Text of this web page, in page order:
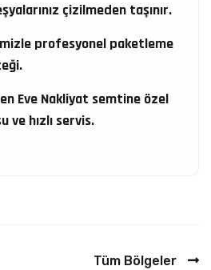
çizilmeden taşınır.
profesyonel paketleme
Eve Nakliyat semtine özel
ve hızlı servis.
Tüm Bölgeler